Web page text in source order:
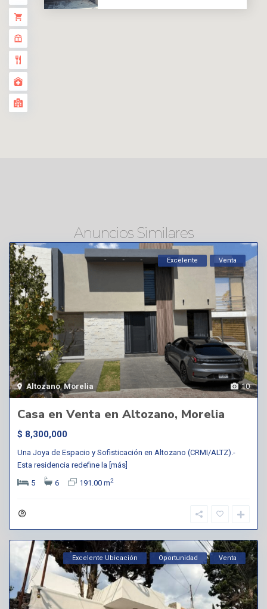
Anuncios Similares
10
Altozano,Morelia
Excelente Venta
Casa en Venta en Altozano, Morelia
$ 8,300,000
Una Joya de Espacio y Sofisticación en Altozano (CRMI/ALTZ).-
Esta residencia redefine la [más]
5
6 191.00 m2
Excelente Ubicación Oportunidad Venta